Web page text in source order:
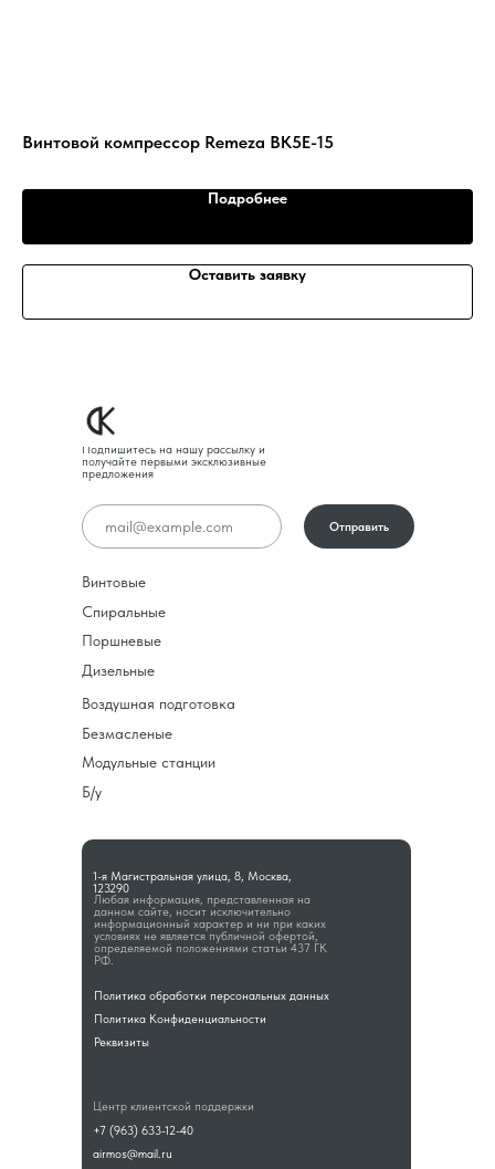
Винтовой компрессор Remeza ВК5Е-15
Подробнее
Оставить заявку
Любая информация, представленная на
данном сайте, носит исключительно
информационный характер и ни при каких
условиях не является публичной офертой,
определяемой положениями статьи 437 ГК
РФ.
1-я Магистральная улица, 8, Москва,
123290
Подпишитесь на нашу рассылку и
получайте первыми эксклюзивные
предложения
Винтовые
Спиральные
Поршневые
Дизельные
Воздушная подготовка
Безмасленые
Модульные станции
Б/у
Политика обработки персональных данных
Политика Конфиденциальности
Реквизиты
Центр клиентской поддержки
+7 (963) 633-12-40
airmos@mail.ru
Отправить